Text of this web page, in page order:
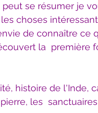
Histoire de l'Inde
du Bangladesh
lankaise Contes
se résumer je
choses
de connaître ce
la  première
histoire de l'Inde,
les